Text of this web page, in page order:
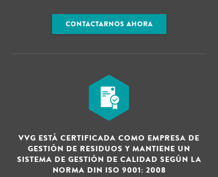
CONTACTARNOS AHORA
VVG ESTÁ CERTIFICADA COMO EMPRESA DE
GESTIÓN DE RESIDUOS Y MANTIENE UN
SISTEMA DE GESTIÓN DE CALIDAD SEGÚN LA
NORMA DIN ISO 9001: 2008